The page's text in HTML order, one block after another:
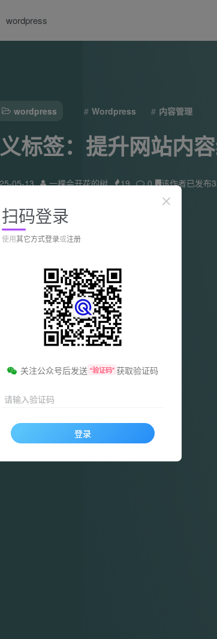
wordpress Wordpress 内容管理
标签：提升网站内
05-13 一棵会开花的树 19 0 该作者已发布
wordpress
扫码登录
使用其它方式登录或注册
关注公众号后发送 “验证码” 获取验证码
请输入验证码
登录